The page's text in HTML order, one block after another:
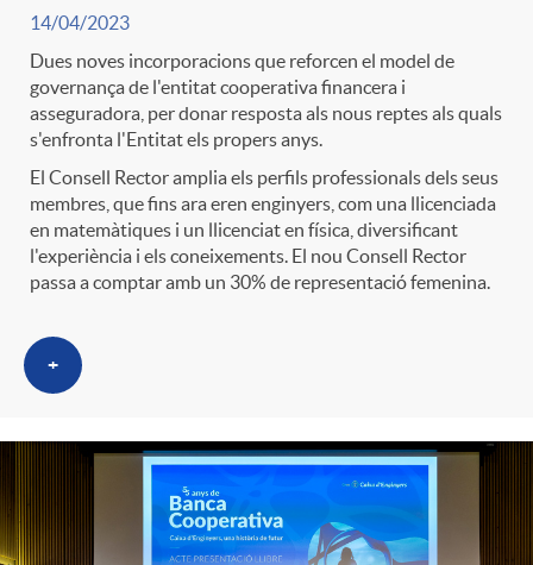
14/04/2023
Dues noves incorporacions que reforcen el model de
governança de l'entitat cooperativa financera i
asseguradora, per donar resposta als nous reptes als quals
s'enfronta l'Entitat els propers anys.
El Consell Rector amplia els perfils professionals dels seus
membres, que fins ara eren enginyers, com una llicenciada
en matemàtiques i un llicenciat en física, diversificant
l'experiència i els coneixements. El nou Consell Rector
passa a comptar amb un 30% de representació femenina.
+